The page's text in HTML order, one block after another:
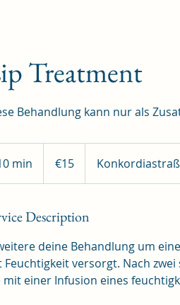
Treatment
Behandlung kann nur als
min
0
i
€15
Description
deine Behandlung um
Feuchtigkeit versorgt. Nach
mit einer Infusion eines